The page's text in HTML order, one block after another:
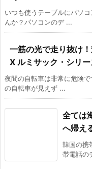
いつも使うテーブルにパソ
んか？パソコンのデ ...
一筋の光で走り抜け
X ルミサック・シリ
夜間の自転車は非常に危険
の自転車が見えず ...
全ては
へ帰え
韓国の携
帯電話の